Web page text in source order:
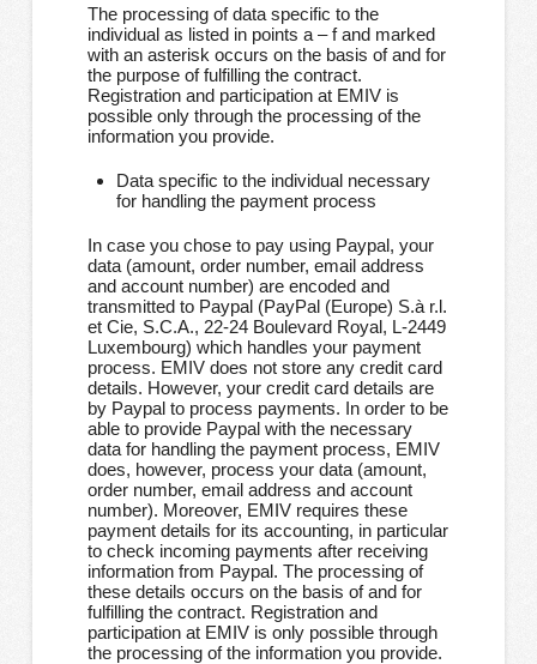
The processing of data specific to the
individual as listed in points a – f and marked
with an asterisk occurs on the basis of and for
the purpose of fulfilling the contract.
Registration and participation at EMIV is
possible only through the processing of the
information you provide.
Data specific to the individual necessary
for handling the payment process
In case you chose to pay using Paypal, your
data (amount, order number, email address
and account number) are encoded and
transmitted to Paypal (PayPal (Europe) S.à r.l.
et Cie, S.C.A., 22-24 Boulevard Royal, L-2449
Luxembourg) which handles your payment
process. EMIV does not store any credit card
details. However, your credit card details are
by Paypal to process payments. In order to be
able to provide Paypal with the necessary
data for handling the payment process, EMIV
does, however, process your data (amount,
order number, email address and account
number). Moreover, EMIV requires these
payment details for its accounting, in particular
to check incoming payments after receiving
information from Paypal. The processing of
these details occurs on the basis of and for
fulfilling the contract. Registration and
participation at EMIV is only possible through
the processing of the information you provide.